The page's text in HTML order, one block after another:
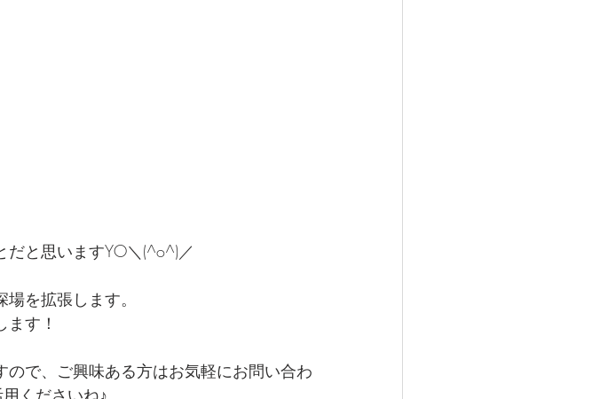
と思いますYO＼(^o^)／
を拡張します。
す！
で、ご興味ある方はお気軽にお問い合わ
くださいね♪